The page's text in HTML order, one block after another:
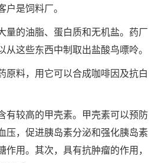
是饲料厂。
的油脂、蛋白质和无机盐。药厂
这些东西中制取出盐酸鸟嘌呤。
料，用它可以合成咖啡因及抗白
较高的甲壳素。甲壳素可以预防
压，促进胰岛素分泌和强化胰岛素
用。其次，具有抗肿瘤的作用，